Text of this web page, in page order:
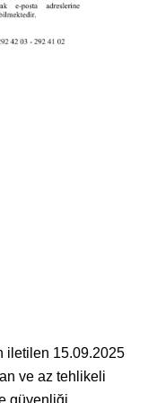
iletilen 15.09.2025
ve az tehlikeli
güvenliği